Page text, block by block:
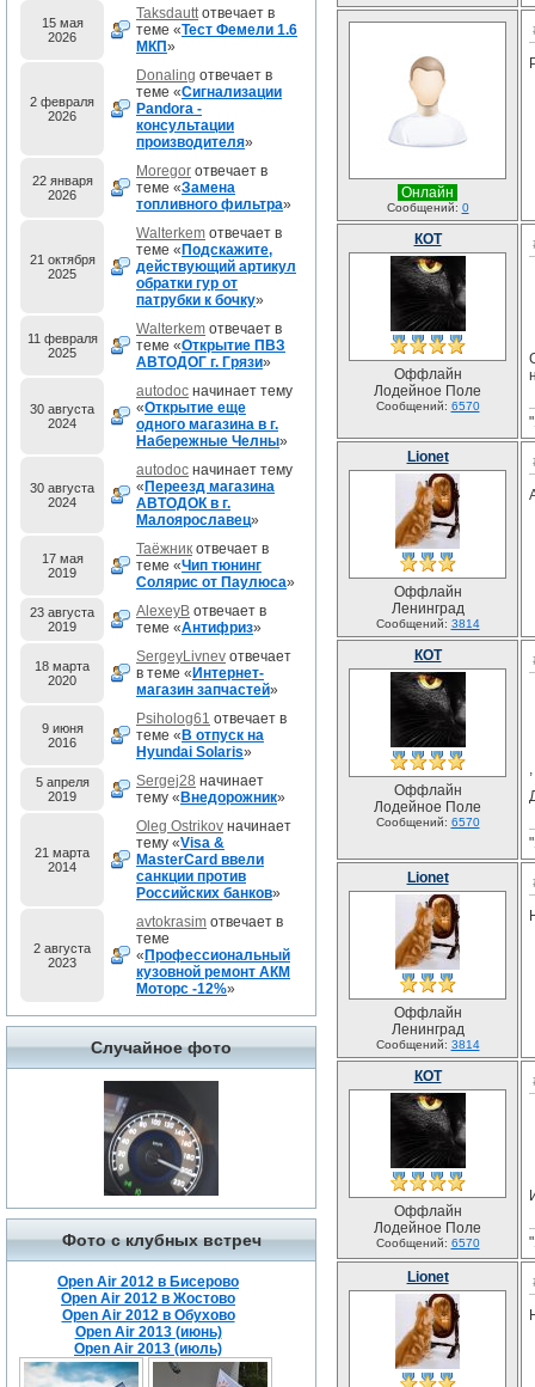
15 мая
2026
Taksdauttотвечает в
теме «Тест Фемели 1.6
МКП»
2 февраля
2026
Donaling отвечает в
теме «Сигнализации
Pandora -
консультации
производителя»
22 января
2026
Moregor отвечает в
теме «Замена
топливного фильтра»
21 октября
2025
Walterkem отвечает в
теме « Подскажите,
действующий артикул
обратки гур от
патрубки к бочку»
11 февраля
2025
Walterkem отвечает в
теме «Открытие ПВЗ
АВТОДОГ г. Грязи»
30 августа
2024
autodoc начинает тему
«Открытие еще
одного магазина в г.
Набережные Челны»
30 августа
2024
autodoc начинает тему
« Переезд магазина
АВТОДОК в г.
Малоярославец»
17 мая
2019
Таёжник отвечает в
теме «Чип тюнинг
Солярис от Паулюса»
23 августа
2019
AlexeyB отвечает в
теме «Антифриз»
18 марта
2020
SergeyLivnev отвечает
в теме « Интернет-
магазин запчастей»
9 июня
2016
Psiholog61 отвечает в
теме « В отпуск на
Hyundai Solaris»
5 апреля
2019
Sergej28 начинает
тему « Внедорожник»
21 марта
2014
Oleg Ostrikov начинает
тему «Visa &
MasterCard ввели
санкции против
Российских банков»
2 августа
2023
avtokrasim отвечает в
теме
« Профессиональный
кузовной ремонт АКМ
Моторс -12%»
Случайное фото
Фото с клубных встреч
Open Air 2012 в Бисерово
Open Air 2012 в Жостово
Open Air 2012 в Обухово
Open Air 2013 (июнь)
Open Air 2013 (июль)
Онлайн
Сообщений: 0
КОТ
Оффлайн
Лодейное Поле
Сообщений: 6570
Lionet
Оффлайн
Ленинград
Сообщений: 3814
КОТ
Оффлайн
Лодейное Поле
Сообщений: 6570
Lionet
Оффлайн
Ленинград
Сообщений: 3814
КОТ
Оффлайн
Лодейное Поле
Сообщений: 6570
Lionet